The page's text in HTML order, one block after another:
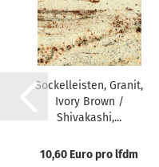
Sockelleisten, Granit,
Ivory Brown /
Shivakashi,...
10,60 Euro pro lfdm